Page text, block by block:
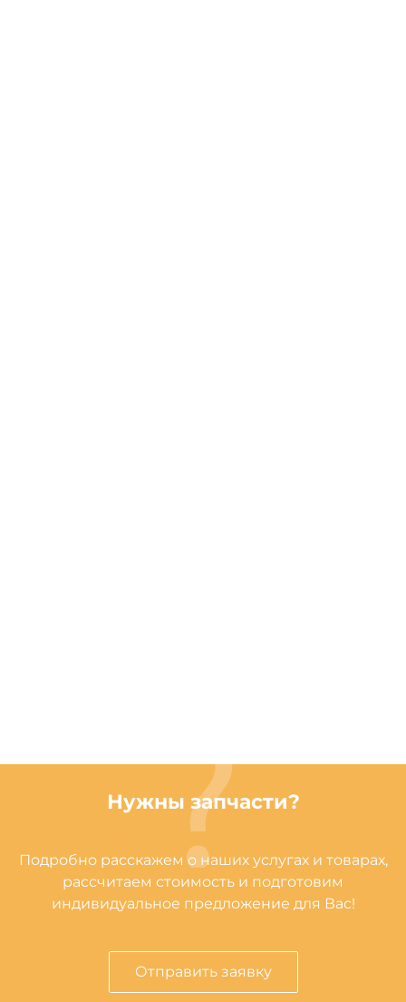
Нужны запчасти?
Подробно расскажем о наших услугах и товарах,
рассчитаем стоимость и подготовим
индивидуальное предложение для Вас!
Отправить заявку